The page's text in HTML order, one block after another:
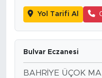
Yol Tarifi Al
Bulvar Eczanesi
BAHRİYE ÜÇOK